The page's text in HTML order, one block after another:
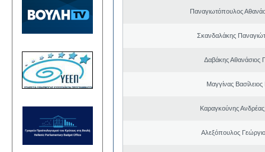
Παναγιωτόπουλος
Σκανδαλάκης
Δαβάκης Αθανάσιος
Μαγγίνας
Καραγκούνης Ανδρέας
Αλεξόπουλος